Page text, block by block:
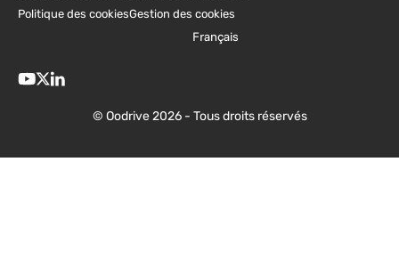
© Oodrive 2026 - Tous droits réservés
Politique des cookiesGestion des cookies
Français